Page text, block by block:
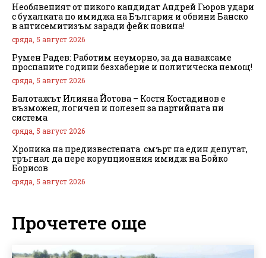
Необявеният от никого кандидат Андрей Гюров удари
с бухалката по имиджа на България и обвини Банско
в антисемитизъм заради фейк новина!
сряда, 5 август 2026
Румен Радев: Работим неуморно, за да наваксаме
проспаните години безхаберие и политическа немощ!
сряда, 5 август 2026
Балотажът Илияна Йотова – Костя Костадинов е
възможен, логичен и полезен за партийната ни
система
сряда, 5 август 2026
Хроника на предизвестената смърт на един депутат,
тръгнал да пере корупционния имидж на Бойко
Борисов
сряда, 5 август 2026
Прочетете още